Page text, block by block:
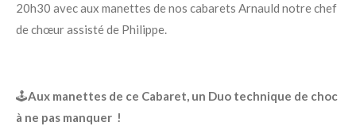
20h30 avec aux manettes de nos cabarets Arnauld notre chef
de chœur assisté de Philippe.
🕹️Aux manettes de ce Cabaret, un Duo technique de choc
à ne pas manquer !